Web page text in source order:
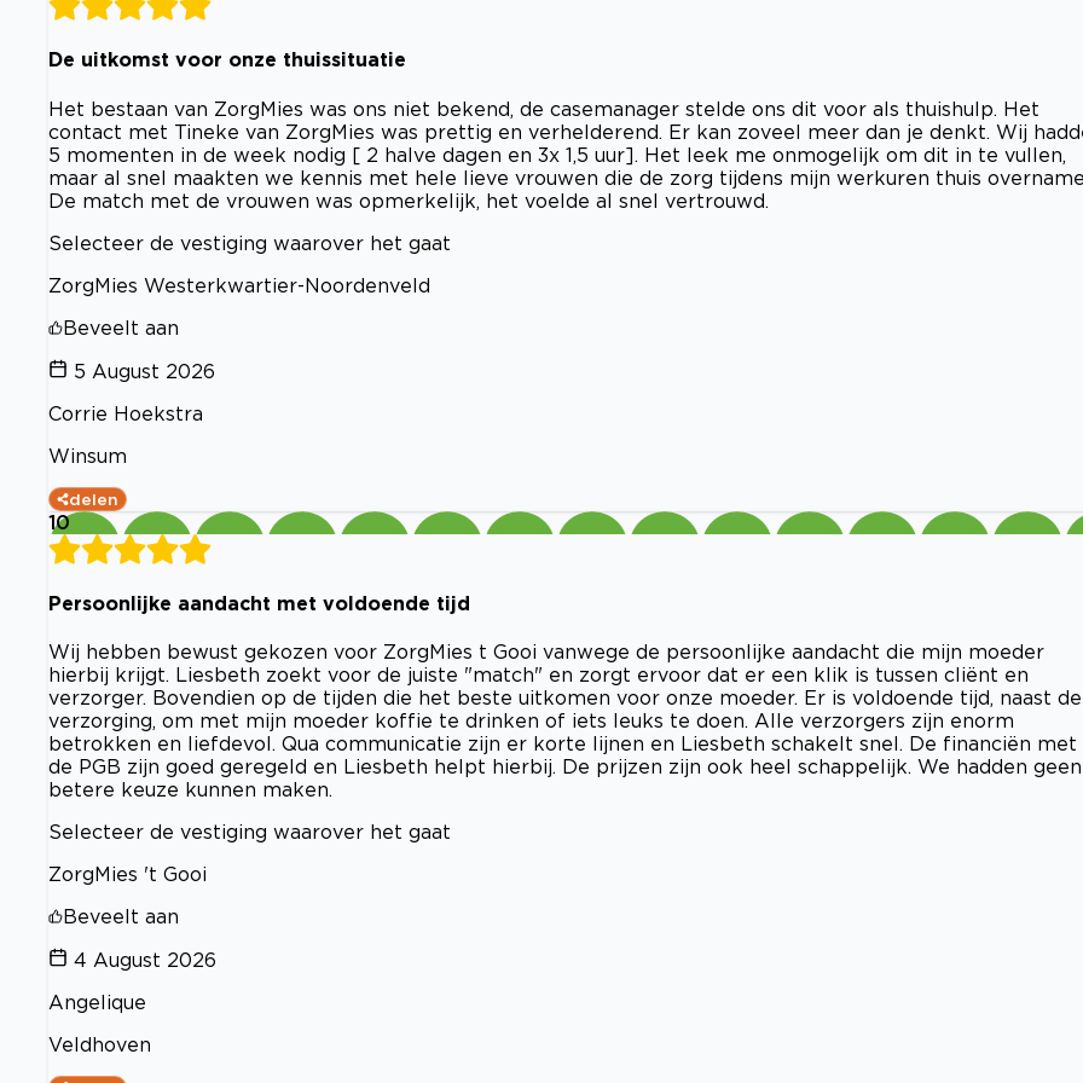
De uitkomst voor onze thuissituatie
Het bestaan van ZorgMies was ons niet bekend, de casemanager stelde ons dit voor als thuishulp. Het
contact met Tineke van ZorgMies was prettig en verhelderend. Er kan zoveel meer dan je denkt. Wij
5 momenten in de week nodig [ 2 halve dagen en 3x 1,5 uur]. Het leek me onmogelijk om dit in te vullen,
maar al snel maakten we kennis met hele lieve vrouwen die de zorg tijdens mijn werkuren thuis
De match met de vrouwen was opmerkelijk, het voelde al snel vertrouwd.
Selecteer de vestiging waarover het gaat
ZorgMies Westerkwartier-Noordenveld
Beveelt aan
5 August 2026
Corrie Hoekstra
Winsum
delen
10
Persoonlijke aandacht met voldoende tijd
Wij hebben bewust gekozen voor ZorgMies t Gooi vanwege de persoonlijke aandacht die mijn moeder
hierbij krijgt. Liesbeth zoekt voor de juiste "match" en zorgt ervoor dat er een klik is tussen cliënt en
verzorger. Bovendien op de tijden die het beste uitkomen voor onze moeder. Er is voldoende tijd, naast de
verzorging, om met mijn moeder koffie te drinken of iets leuks te doen. Alle verzorgers zijn enorm
betrokken en liefdevol. Qua communicatie zijn er korte lijnen en Liesbeth schakelt snel. De financiën met
de PGB zijn goed geregeld en Liesbeth helpt hierbij. De prijzen zijn ook heel schappelijk. We hadden geen
betere keuze kunnen maken.
Selecteer de vestiging waarover het gaat
ZorgMies 't Gooi
Beveelt aan
4 August 2026
Angelique
Veldhoven